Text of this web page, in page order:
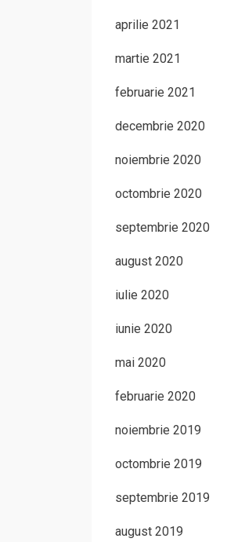
aprilie 2021
martie 2021
februarie 2021
decembrie 2020
noiembrie 2020
octombrie 2020
septembrie 2020
august 2020
iulie 2020
iunie 2020
mai 2020
februarie 2020
noiembrie 2019
octombrie 2019
septembrie 2019
august 2019